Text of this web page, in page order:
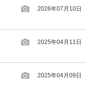
2026年07月10日
2025年04月11日
2025年04月09日